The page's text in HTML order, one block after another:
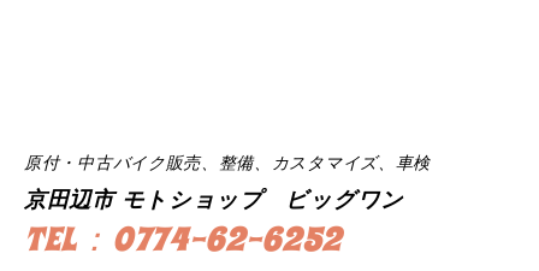
原付・中古バイク販売、整備、カスタマイズ、車検
京田辺市 モトショップ ビッグワン
TEL：0774-62-6252